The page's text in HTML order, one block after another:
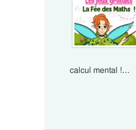
calcul mental !…